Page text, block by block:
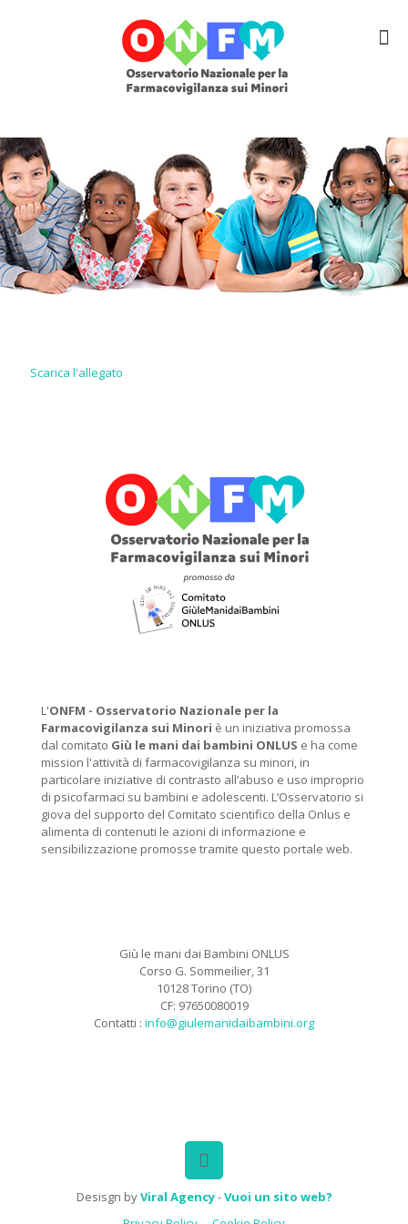
Scarica l'allegato
L'ONFM - Osservatorio Nazionale per la
Farmacovigilanza sui Minori è un iniziativa promossa
dal comitato Giù le mani dai bambini ONLUS e ha come
mission l'attività di farmacovigilanza su minori, in
particolare iniziative di contrasto all’abuso e uso improprio
di psicofarmaci su bambini e adolescenti. L’Osservatorio si
giova del supporto del Comitato scientifico della Onlus e
alimenta di contenuti le azioni di informazione e
sensibilizzazione promosse tramite questo portale web.
Giù le mani dai Bambini ONLUS
Corso G. Sommeilier, 31
10128 Torino (TO)
CF: 97650080019
Contatti : info@giulemanidaibambini.org
Desisgn byViral Agency-Vuoi un sito web?